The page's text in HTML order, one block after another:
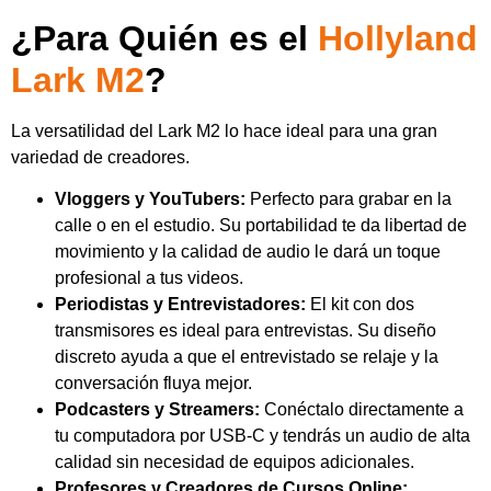
¿Para Quién es el Hollyland
Lark M2?
La versatilidad del Lark M2 lo hace ideal para una gran
variedad de creadores.
Vloggers y YouTubers: Perfecto para grabar en la
calle o en el estudio. Su portabilidad te da libertad de
movimiento y la calidad de audio le dará un toque
profesional a tus videos.
Periodistas y Entrevistadores: El kit con dos
transmisores es ideal para entrevistas. Su diseño
discreto ayuda a que el entrevistado se relaje y la
conversación fluya mejor.
Podcasters y Streamers: Conéctalo directamente a
tu computadora por USB-C y tendrás un audio de alta
calidad sin necesidad de equipos adicionales.